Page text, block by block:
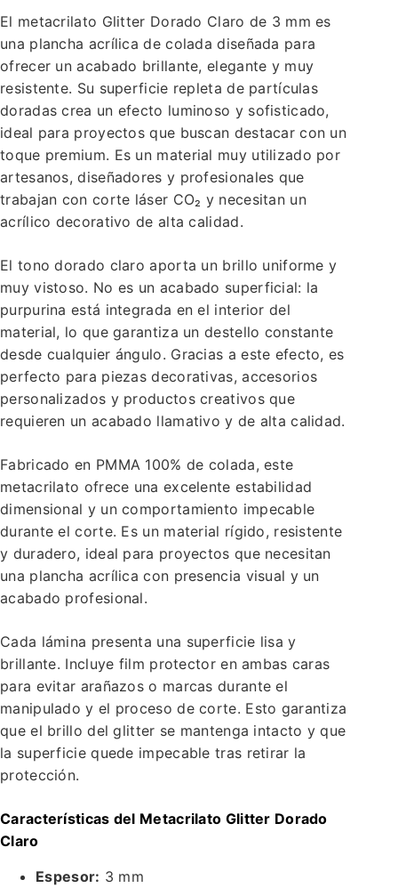
El metacrilato Glitter Dorado Claro de 3 mm es
una plancha acrílica de colada diseñada para
ofrecer un acabado brillante, elegante y muy
resistente. Su superficie repleta de partículas
doradas crea un efecto luminoso y sofisticado,
ideal para proyectos que buscan destacar con un
toque premium. Es un material muy utilizado por
artesanos, diseñadores y profesionales que
trabajan con corte láser CO₂ y necesitan un
acrílico decorativo de alta calidad.
El tono dorado claro aporta un brillo uniforme y
muy vistoso. No es un acabado superficial: la
purpurina está integrada en el interior del
material, lo que garantiza un destello constante
desde cualquier ángulo. Gracias a este efecto, es
perfecto para piezas decorativas, accesorios
personalizados y productos creativos que
requieren un acabado llamativo y de alta calidad.
Fabricado en PMMA 100% de colada, este
metacrilato ofrece una excelente estabilidad
dimensional y un comportamiento impecable
durante el corte. Es un material rígido, resistente
y duradero, ideal para proyectos que necesitan
una plancha acrílica con presencia visual y un
acabado profesional.
Cada lámina presenta una superficie lisa y
brillante. Incluye film protector en ambas caras
para evitar arañazos o marcas durante el
manipulado y el proceso de corte. Esto garantiza
que el brillo del glitter se mantenga intacto y que
la superficie quede impecable tras retirar la
protección.
Características del Metacrilato Glitter Dorado
Claro
Espesor: 3 mm